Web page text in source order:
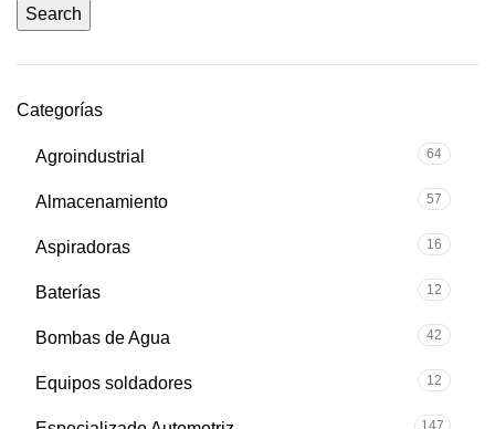
Search
Categorías
Agroindustrial 64
Almacenamiento 57
Aspiradoras 16
Baterías 12
Bombas de Agua 42
Equipos soldadores 12